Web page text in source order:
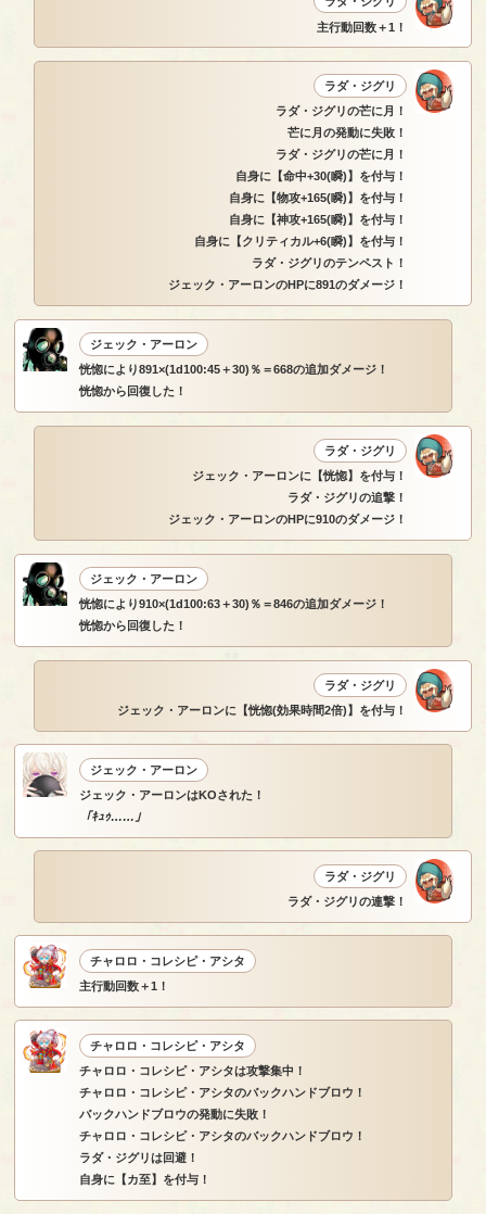
主行動回数＋1！
ラダ・ジグリ
ラダ・ジグリの芒に月！
芒に月の発動に失敗！
ラダ・ジグリの芒に月！
自身に【命中+30(瞬)】を付与！
自身に【物攻+165(瞬)】を付与！
自身に【神攻+165(瞬)】を付与！
自身に【クリティカル+6(瞬)】を付与！
ラダ・ジグリのテンペスト！
ジェック・アーロンのHPに891のダメージ！
ジェック・アーロン
恍惚により891×(1d100:45＋30)％＝668の追加ダメージ！
恍惚から回復した！
ラダ・ジグリ
ジェック・アーロンに【恍惚】を付与！
ラダ・ジグリの追撃！
ジェック・アーロンのHPに910のダメージ！
ジェック・アーロン
恍惚により910×(1d100:63＋30)％＝846の追加ダメージ！
恍惚から回復した！
ラダ・ジグリ
ジェック・アーロンに【恍惚(効果時間2倍)】を付与！
ジェック・アーロン
ジェック・アーロンはKOされた！
「ｷｭｩ……」
ラダ・ジグリ
ラダ・ジグリの連撃！
チャロロ・コレシピ・アシタ
主行動回数＋1！
チャロロ・コレシピ・アシタ
チャロロ・コレシピ・アシタは攻撃集中！
チャロロ・コレシピ・アシタのバックハンドブロウ！
バックハンドブロウの発動に失敗！
チャロロ・コレシピ・アシタのバックハンドブロウ！
ラダ・ジグリは回避！
自身に【カ至】を付与！